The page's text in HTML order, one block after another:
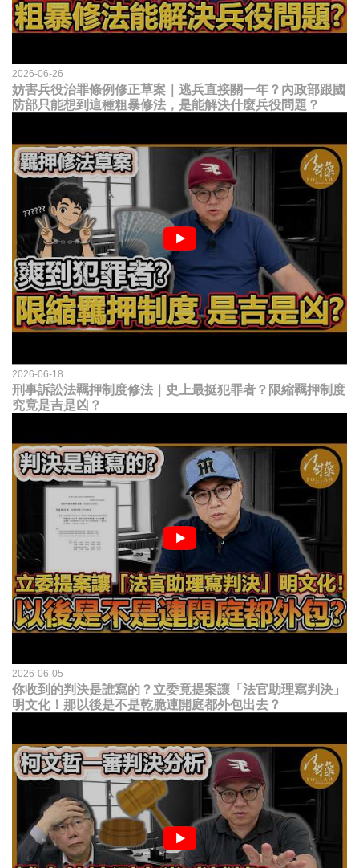
2026-06-26
妨害兵役治罪條例修正草案｜逃兵直接關一年？內政部跟國
防部只能想到這種粗暴修法，是能解決什麼兵役問題？
2026-06-18
刑事訴訟法羈押制度修法｜史上最挺犯罪者？限縮羈押制度
究竟是吉是凶？
2026-06-05
你收到的判決是誰寫的？立委竟提案讓「法官助理寫判決」
明文化！那以後是不是乾脆連開庭都外包出去？